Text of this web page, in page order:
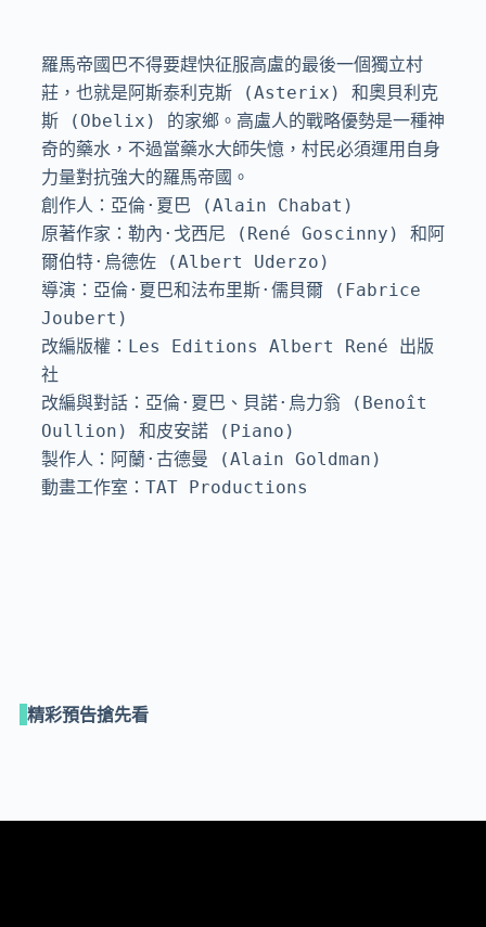
羅馬帝國巴不得要趕快征服高盧的最後一個獨立村
莊，也就是阿斯泰利克斯 (Asterix) 和奧貝利克
斯 (Obelix) 的家鄉。高盧人的戰略優勢是一種神
奇的藥水，不過當藥水大師失憶，村民必須運用自身
力量對抗強大的羅馬帝國。
創作人：亞倫·夏巴 (Alain Chabat)
原著作家：勒內·戈西尼 (René Goscinny) 和阿
爾伯特·烏德佐 (Albert Uderzo)
導演：亞倫·夏巴和法布里斯·儒貝爾 (Fabrice
Joubert)
改編版權：Les Editions Albert René 出版
社
改編與對話：亞倫·夏巴、貝諾·烏力翁 (Benoît
Oullion) 和皮安諾 (Piano)
製作人：阿蘭·古德曼 (Alain Goldman)
動畫工作室：TAT Productions
精彩預告搶先看